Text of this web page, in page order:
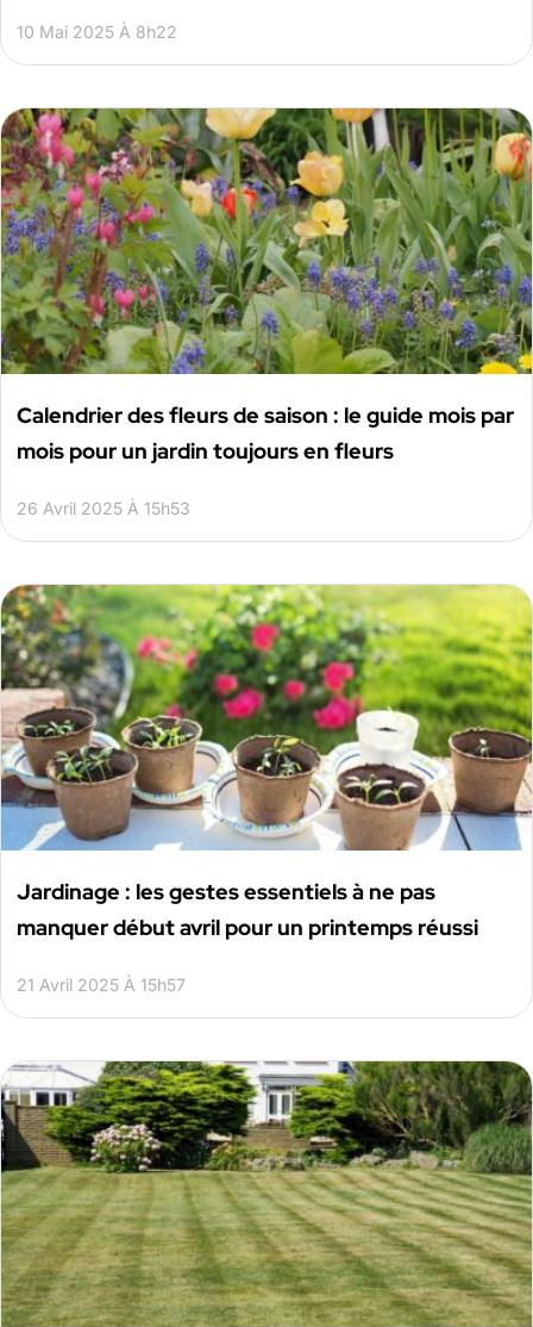
10 Mai 2025 À 8h22
Calendrier des fleurs de saison : le guide mois par
mois pour un jardin toujours en fleurs
26 Avril 2025 À 15h53
Jardinage : les gestes essentiels à ne pas
manquer début avril pour un printemps réussi
21 Avril 2025 À 15h57